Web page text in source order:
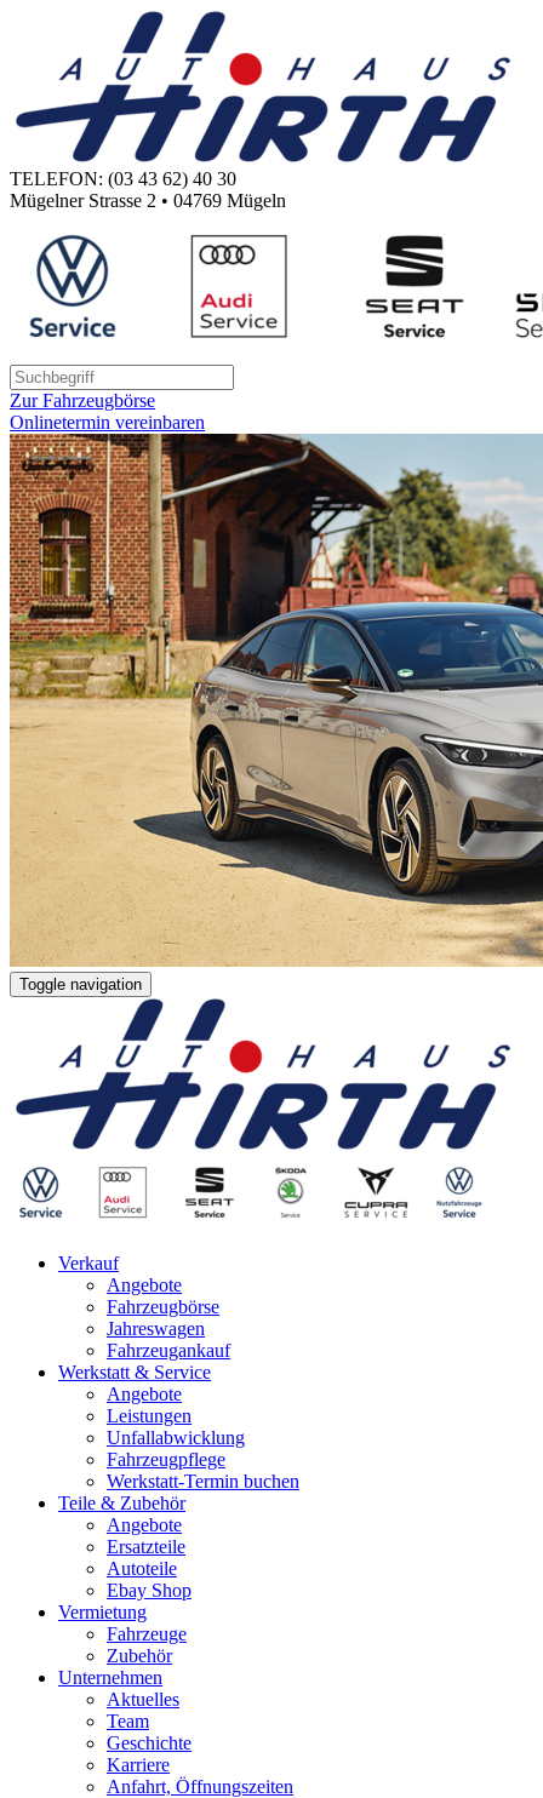
TELEFON: (03 43 62) 40 30
Mügelner Strasse 2 • 04769 Mügeln
Zur Fahrzeugbörse
Onlinetermin vereinbaren
Toggle navigation
Verkauf
Angebote
Fahrzeugbörse
Jahreswagen
Fahrzeugankauf
Werkstatt & Service
Angebote
Leistungen
Unfallabwicklung
Fahrzeugpflege
Werkstatt-Termin buchen
Teile & Zubehör
Angebote
Ersatzteile
Autoteile
Ebay Shop
Vermietung
Fahrzeuge
Zubehör
Unternehmen
Aktuelles
Team
Geschichte
Karriere
Anfahrt, Öffnungszeiten